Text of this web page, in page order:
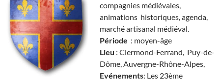
compagnies médiévales,
animations historiques, agenda,
marché artisanal médiéval.
Période : moyen-âge
Lieu : Clermond-Ferrand, Puy-de-
Dôme, Auvergne-Rhône-Alpes,
Evénements: Les 23ème